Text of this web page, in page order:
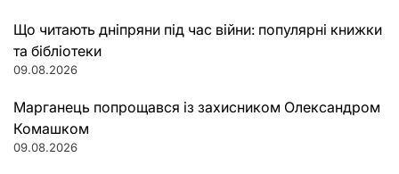
Що читають дніпряни під час війни: популярні книжки
та бібліотеки
09.08.2026
Марганець попрощався із захисником Олександром
Комашком
09.08.2026